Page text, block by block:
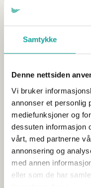
Samtykke
Denne nettsiden
Vi bruker
annonser et personlig
mediefunksjoner og
dessuten informasjon
vårt, med partnerne
annonsering og
med annen
eller som de har
Publisert 13.10.2023
Høringsuttalelser
De nye satsene for
nye satsene for